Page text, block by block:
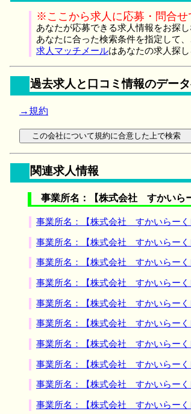
※ここから求人に応募・問合せ
あなたが応募できる求人情報をお探
あなたに合った検索条件を指定して
求人マッチメールはあなたの求人探し
過去求人と口コミ情報のデー
→規約
関連求人情報
事業所名：【株式会社 すかいら
事業所名：【株式会社 すかいらーく
事業所名：【株式会社 すかいらーく
事業所名：【株式会社 すかいらーく
事業所名：【株式会社 すかいらーく
事業所名：【株式会社 すかいらーく
事業所名：【株式会社 すかいらーく
事業所名：【株式会社 すかいらーく
事業所名：【株式会社 すかいらーく
事業所名：【株式会社 すかいらーく
事業所名：【株式会社 すかいらーく